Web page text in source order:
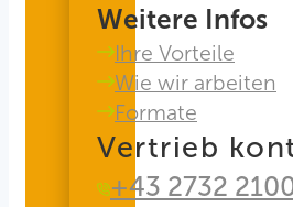
Weitere Infos
Ihre Vorteile
Wie wir arbeiten
Formate
Vertrieb
+43 2732